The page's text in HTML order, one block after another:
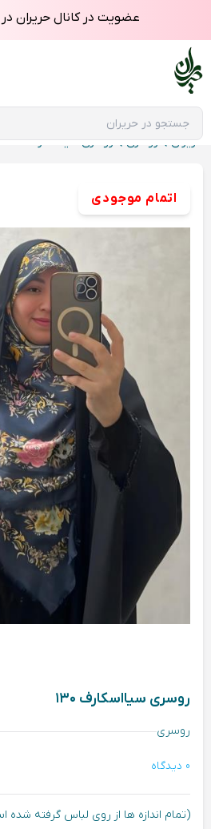
عضویت در کانال حریران
حریران روسری روسری سیااسکارف ۱۳۰
اتمام موجودی
روسری سیااسکارف ۱۳۰
روسری
0 دیدگاه
(تمام اندازه ها از روی لباس گرفته شده